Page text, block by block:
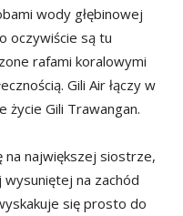
wody głębinowej
oczywiście są tu
rafami koralowymi
Gili Air łączy w
życie Gili Trawangan.
na największej siostrze,
wysuniętej na zachód
się prosto do